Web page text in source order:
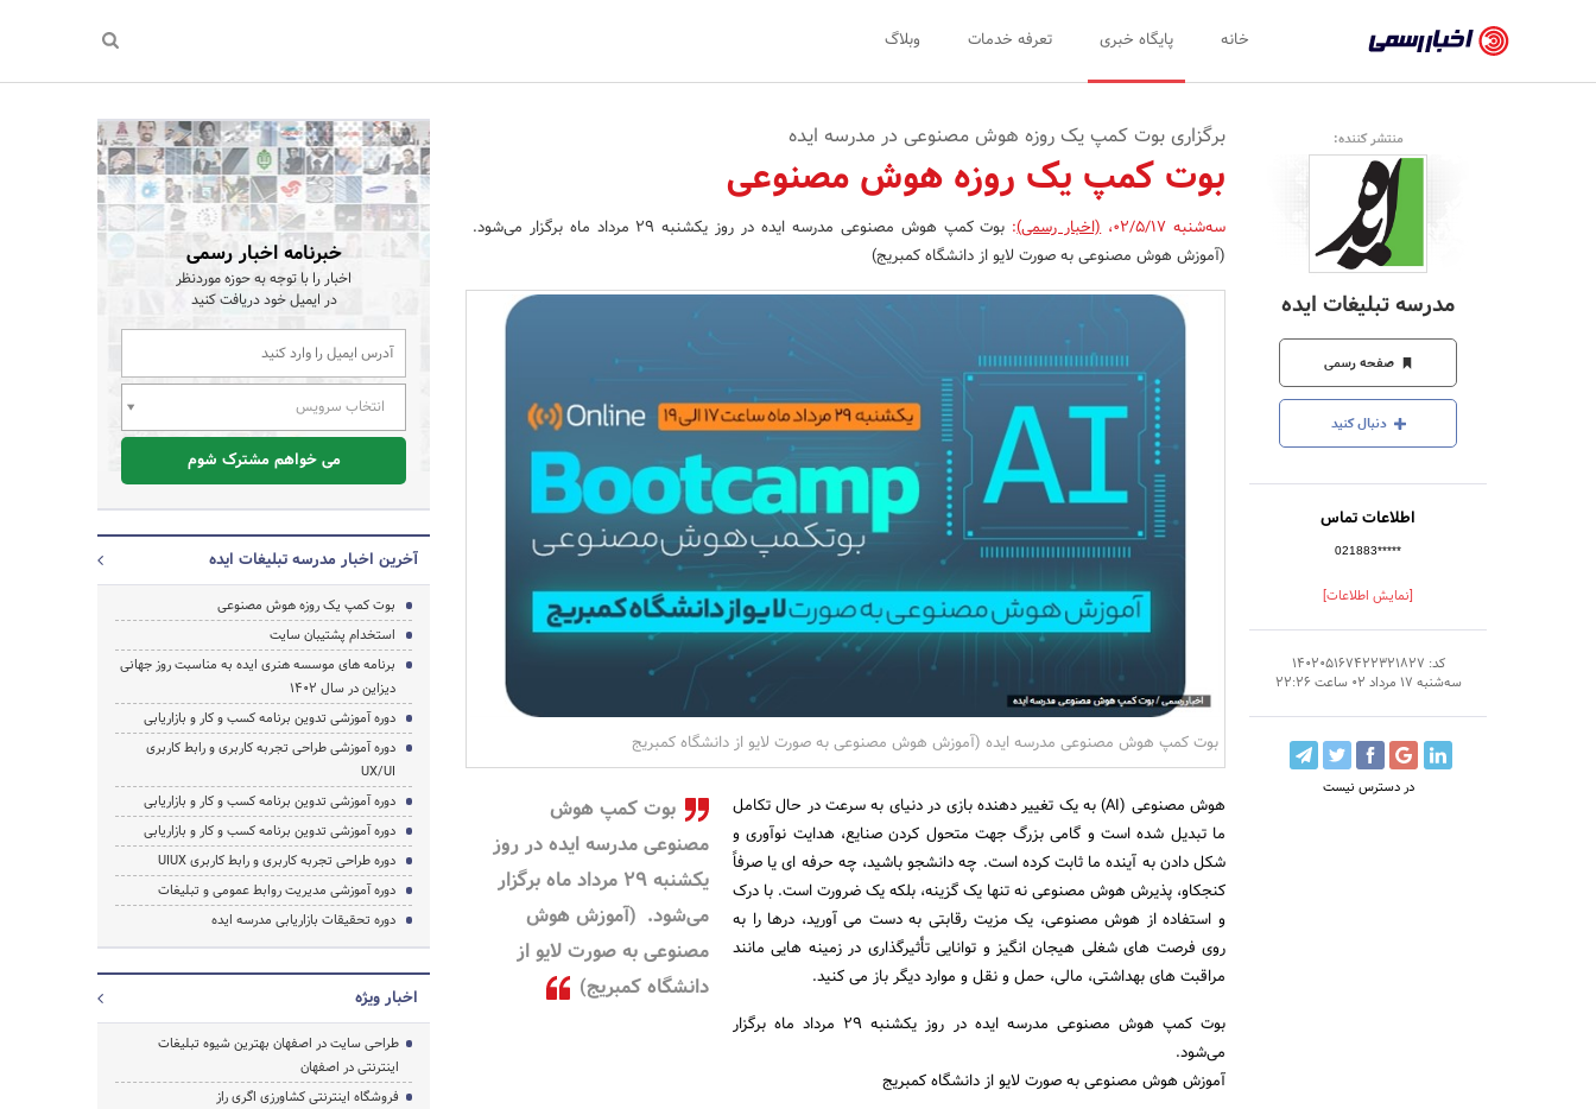
رسمی
-
اخبار
تایید
شده
شرکت‌ها،
سازمان‌ها
و
روابط
عمومی‌ها
خانه پایگاه خبری تعرفه خدمات وبلاگ
منتشر کننده:
مدرسه تبلیغات ایده
صفحه رسمی
دنبال کنید
اطلاعات تماس
021883*****
[نمایش اطلاعات]
کد: 140205167422321827
سه‌شنبه 17 مرداد 02 ساعت 22:26
در دسترس نیست
برگزاری بوت کمپ یک روزه هوش مصنوعی در مدرسه ایده
بوت کمپ یک روزه هوش مصنوعی
سه‌شنبه 02/5/17 ،(اخبار رسمی):
بوت کمپ هوش مصنوعی مدرسه ایده در روز یکشنبه 29 مرداد ماه برگزار می‌شود.
(آموزش هوش مصنوعی به صورت لایو از دانشگاه کمبریج)
بوت کمپ هوش مصنوعی مدرسه ایده (آموزش هوش مصنوعی به صورت لایو از دانشگاه کمبریج
بوت کمپ هوش
مصنوعی مدرسه ایده در روز
یکشنبه 29 مرداد ماه برگزار
می‌شود. (آموزش هوش
مصنوعی به صورت لایو از
دانشگاه کمبریج)
هوش مصنوعی (AI) به یک تغییر دهنده بازی در دنیای به سرعت در حال تکامل
ما تبدیل شده است و گامی بزرگ جهت متحول کردن صنایع، هدایت نوآوری و
شکل دادن به آینده ما ثابت کرده است. چه دانشجو باشید، چه حرفه ای یا صرفاً
کنجکاو، پذیرش هوش مصنوعی نه تنها یک گزینه، بلکه یک ضرورت است. با درک
و استفاده از هوش مصنوعی، یک مزیت رقابتی به دست می آورید، درها را به
روی فرصت های شغلی هیجان انگیز و توانایی تأثیرگذاری در زمینه هایی مانند
مراقبت های بهداشتی، مالی، حمل و نقل و موارد دیگر باز می کنید.
بوت کمپ هوش مصنوعی مدرسه ایده در روز یکشنبه 29 مرداد ماه برگزار
می‌شود.
آموزش هوش مصنوعی به صورت لایو از دانشگاه کمبریج
خبرنامه اخبار رسمی
اخبار را با توجه به حوزه موردنظر
در ایمیل خود دریافت کنید
انتخاب سرویس
می خواهم مشترک شوم
آخرین اخبار مدرسه تبلیغات ایده
بوت کمپ یک روزه هوش مصنوعی
استخدام پشتیبان سایت
برنامه های موسسه هنری ایده به مناسبت روز جهانی
دیزاین در سال ۱۴۰۲
دوره آموزشی تدوین برنامه کسب و کار و بازاریابی
دوره آموزشی طراحی تجربه کاربری و رابط کاربری
UX/UI
دوره آموزشی تدوین برنامه کسب و کار و بازاریابی
دوره آموزشی تدوین برنامه کسب و کار و بازاریابی
دوره طراحی تجربه کاربری و رابط کاربری UIUX
دوره آموزشی مدیریت روابط عمومی و تبلیغات
دوره تحقیقات بازاریابی مدرسه ایده
اخبار ویژه
طراحی سایت در اصفهان بهترین شیوه تبلیغات
اینترنتی در اصفهان
فروشگاه اینترنتی کشاورزی اگری راز